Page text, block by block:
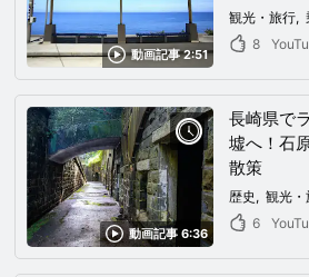
動画記事 2:51
クな駅を
観光・旅行
8
動画記事 6:36
長崎県で
墟へ！石
散策
歴史
観光・
6